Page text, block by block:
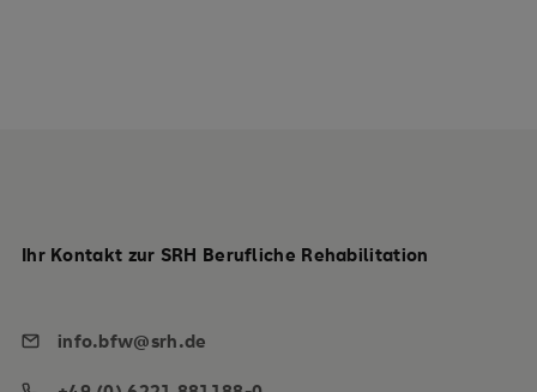
Ihr Kontakt zur SRH Berufliche Rehabilitation
info.bfw@srh.de